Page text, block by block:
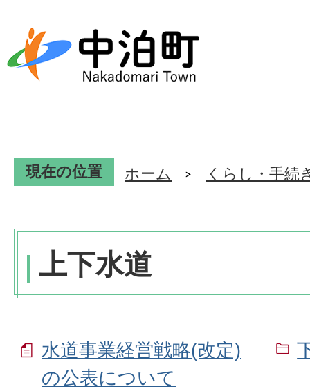
現在の位置 ホーム くらし・手続
上下水道
水道事業経営戦略(改定)
の公表について